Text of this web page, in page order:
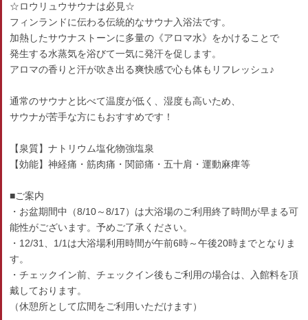
☆ロウリュウサウナは必見☆
フィンランドに伝わる伝統的なサウナ入浴法です。
加熱したサウナストーンに多量の《アロマ水》をかけることで
発生する水蒸気を浴びて一気に発汗を促します。
アロマの香りと汗が吹き出る爽快感で心も体もリフレッシュ♪
通常のサウナと比べて温度が低く、湿度も高いため、
サウナが苦手な方にもおすすめです！
【泉質】ナトリウム塩化物強塩泉
【効能】神経痛・筋肉痛・関節痛・五十肩・運動麻痺等
■ご案内
・お盆期間中（8/10～8/17）は大浴場のご利用終了時間が早まる可
能性がございます。予めご了承ください。
・12/31、1/1は大浴場利用時間が午前6時～午後20時までとなりま
す。
・チェックイン前、チェックイン後もご利用の場合は、入館料を頂
戴しております。
（休憩所として広間をご利用いただけます）